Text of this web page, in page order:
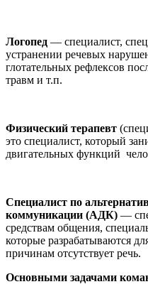
Логопед — специалист,
устранении речевых
глотательных рефлексов
травм и т.п.
Физический терапевт
это специалист, который
двигательных функций
Специалист по
коммуникации (АДК) —
средствам общения,
которые разрабатываются
причинам отсутствует речь.
Основными задачами